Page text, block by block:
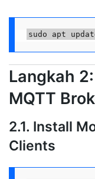
sudo apt
Langkah
MQTT
2.1. Install
Clients